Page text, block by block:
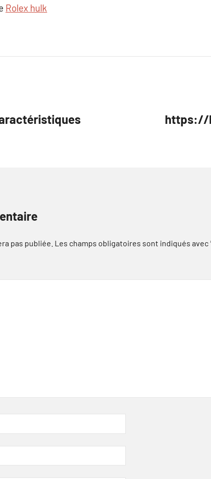
Rolex hulk
https://
pas publiée. Les champs obligatoires sont indiqués avec